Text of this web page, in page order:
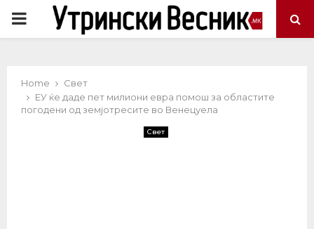
PRIMARY
Home
Свет
ЕУ ќе даде пет милиони евра помош за областите
погодени од земјотресите во Венецуела
Свет